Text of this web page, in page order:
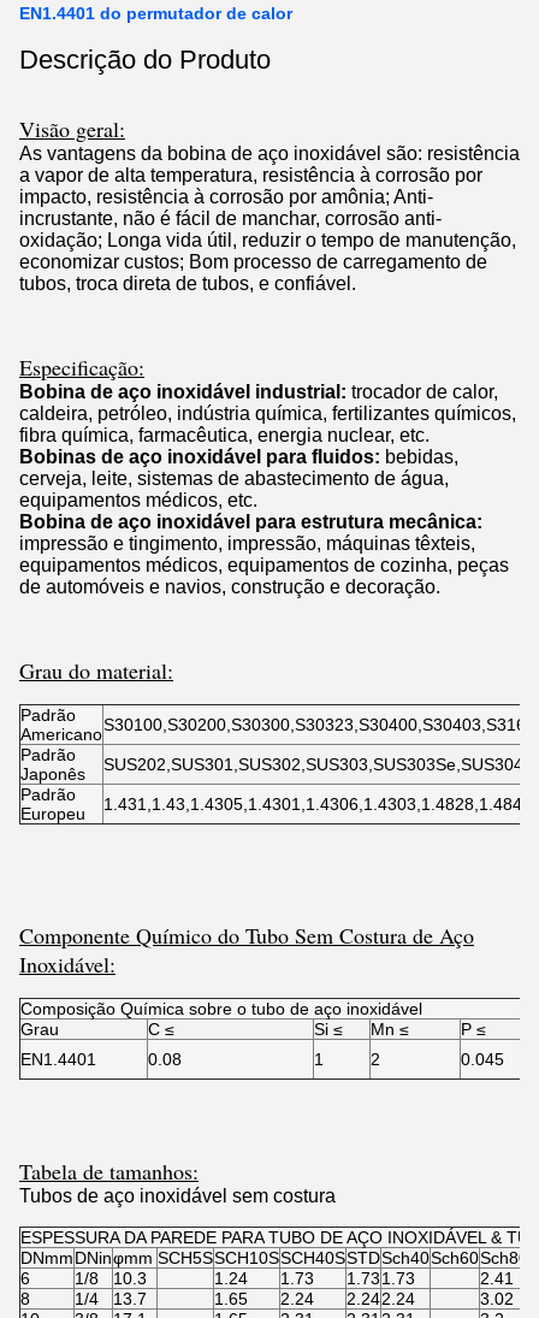
EN1.4401 do permutador de calor
Descrição do Produto
Visão geral:
As vantagens da bobina de aço inoxidável são: resistência
a vapor de alta temperatura, resistência à corrosão por
impacto, resistência à corrosão por amônia; Anti-
incrustante, não é fácil de manchar, corrosão anti-
oxidação; Longa vida útil, reduzir o tempo de manutenção,
economizar custos; Bom processo de carregamento de
tubos, troca direta de tubos, e confiável.
Especificação:
Bobina de aço inoxidável industrial: trocador de calor,
caldeira, petróleo, indústria química, fertilizantes químicos,
fibra química, farmacêutica, energia nuclear, etc.
Bobinas de aço inoxidável para fluidos: bebidas,
cerveja, leite, sistemas de abastecimento de água,
equipamentos médicos, etc.
Bobina de aço inoxidável para estrutura mecânica:
impressão e tingimento, impressão, máquinas têxteis,
equipamentos médicos, equipamentos de cozinha, peças
de automóveis e navios, construção e decoração.
Grau do material:
Padrão
Americano
Padrão
Japonês
Padrão
Europeu
Componente Químico do Tubo Sem Costura de Aço
Inoxidável:
Composição Química sobre o tubo de aço inoxidável
Grau
C ≤ Si ≤ Mn ≤ P ≤
EN1.4401
0.08 1 2 0.045
Tabela de tamanhos:
Tubos de aço inoxidável sem costura
ESPESSURA DA PAREDE PARA TUBO DE AÇO INOXIDÁVEL &
DNmmDNinφmm SCH5SSCH10SSCH40SSTDSch40Sch60Sch80s
6
1/8 10.3 1.24 1.73 1.731.73 2.41
8
1/4 13.7 1.65 2.24 2.242.24 3.02